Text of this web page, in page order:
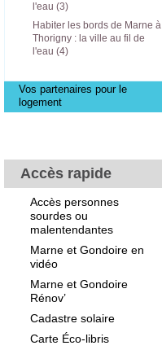
l'eau (3)
Habiter les bords de Marne à
Thorigny : la ville au fil de
l'eau (4)
Vos partenaires pour le
logement
Accès rapide
Accès personnes
sourdes ou
malentendantes
Marne et Gondoire en
vidéo
Marne et Gondoire
Rénov’
Cadastre solaire
Carte Éco-libris